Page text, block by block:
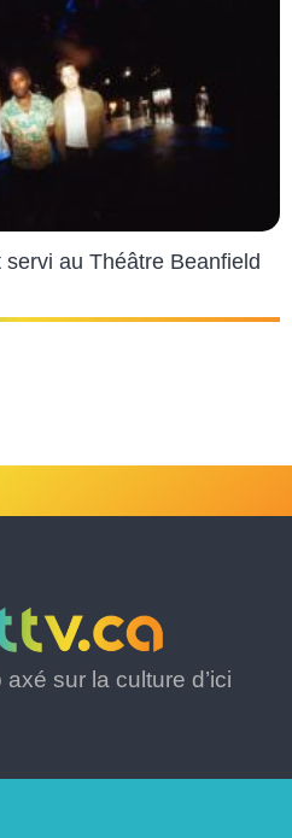
au Théâtre Beanfield
sur la culture d’ici